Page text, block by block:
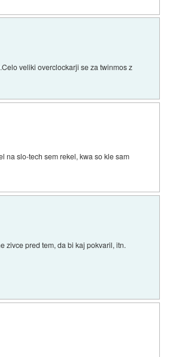
veliki overclockarji se za twinmos z
na slo-tech sem rekel, kwa so kle sam
zivce pred tem, da bi kaj pokvaril, itn.